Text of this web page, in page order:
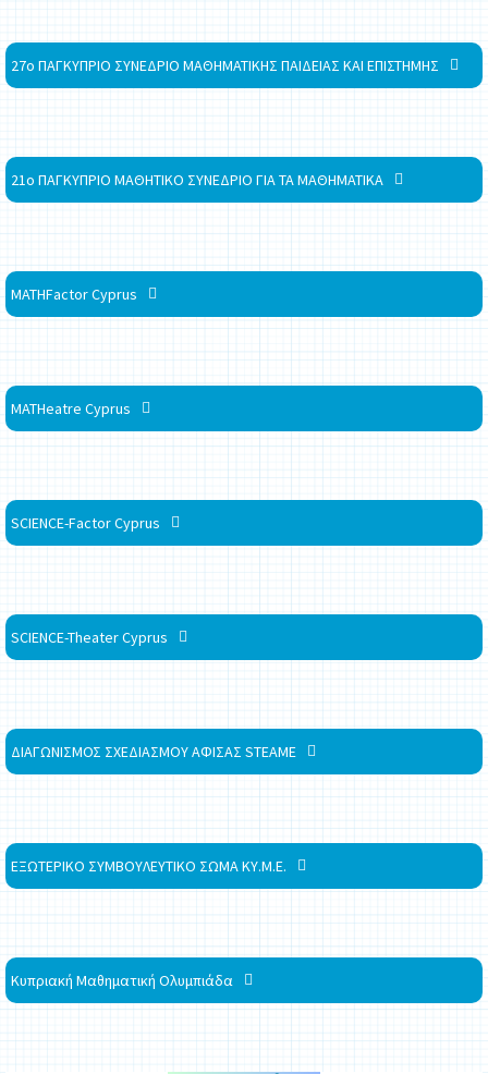
27ο ΠΑΓΚΥΠΡΙΟ ΣΥΝΕΔΡΙΟ ΜΑΘΗΜΑΤΙΚΗΣ ΠΑΙΔΕΙΑΣ ΚΑΙ ΕΠΙΣΤΗΜΗΣ
21ο ΠΑΓΚΥΠΡΙΟ ΜΑΘΗΤΙΚΟ ΣΥΝΕΔΡΙΟ ΓΙΑ ΤΑ ΜΑΘΗΜΑΤΙΚΑ
MATHFactor Cyprus
MATHeatre Cyprus
SCIENCE-Factor Cyprus
SCIENCE-Theater Cyprus
ΔΙΑΓΩΝΙΣΜΟΣ ΣΧΕΔΙΑΣΜΟΥ ΑΦΙΣΑΣ STEAME
ΕΞΩΤΕΡΙΚΟ ΣΥΜΒΟΥΛΕΥΤΙΚΟ ΣΩΜΑ ΚΥ.Μ.Ε.
Κυπριακή Μαθηματική Ολυμπιάδα